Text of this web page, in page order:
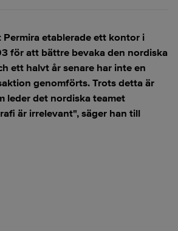
etablerade ett kontor i
för att bättre bevaka den nordiska
ett halvt år senare har inte en
genomförts. Trots detta är
leder det nordiska teamet
är irrelevant", säger han till